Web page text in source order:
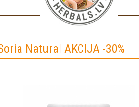
Natural AKCIJA -30%